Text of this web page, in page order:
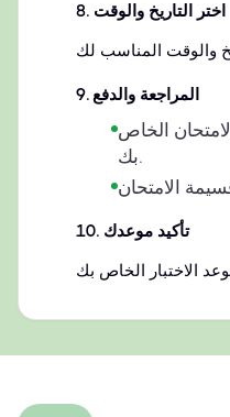
8. اختر التاريخ والوقت
9.المراجعة والدفع
الخاص
بك.
10. تأكيد موعدك